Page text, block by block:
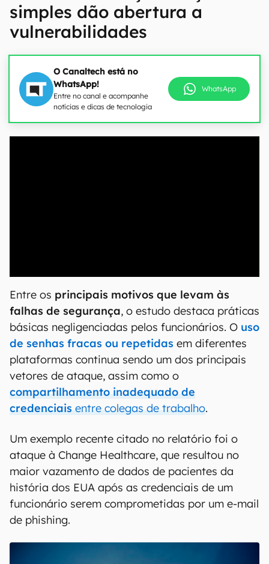
simples dão abertura a
vulnerabilidades
O Canaltech está no
WhatsApp!
Entre no canal e acompanhe
notícias e dicas de tecnologia
WhatsApp
Entre os principais motivos que levam às
falhas de segurança, o estudo destaca práticas
básicas negligenciadas pelos funcionários. O uso
de senhas fracas ou repetidas em diferentes
plataformas continua sendo um dos principais
vetores de ataque, assim como o
compartilhamento inadequado de
credenciais entre colegas de trabalho.
Um exemplo recente citado no relatório foi o
ataque à Change Healthcare, que resultou no
maior vazamento de dados de pacientes da
história dos EUA após as credenciais de um
funcionário serem comprometidas por um e-mail
de phishing.